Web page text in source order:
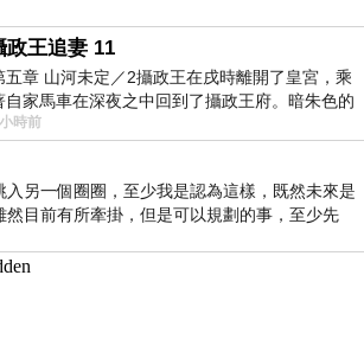
政王追妻 11
五章 山河未定／2攝政王在戌時離開了皇宮，乘
自家馬車在深夜之中回到了攝政王府。暗朱色的
門上方掛了兩只燃著燭火的燈籠，正
時前
另一個圈圈，至少我是認為這樣，既然未來是
然目前有所牽掛，但是可以規劃的事，至少先